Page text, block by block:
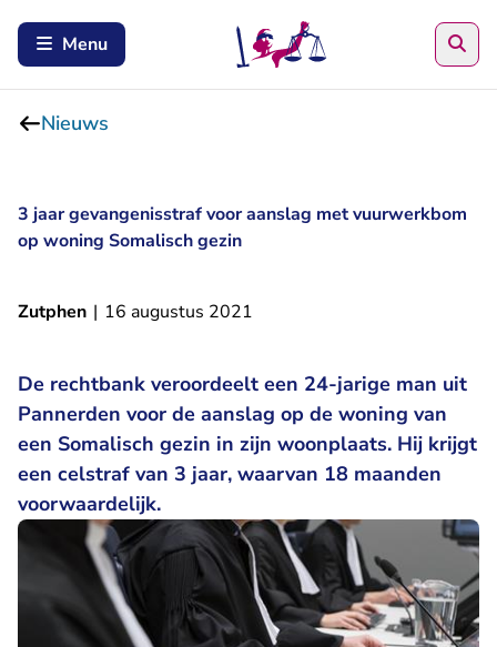
Menu
Nieuws
3 jaar gevangenisstraf voor aanslag met vuurwerkbom
op woning Somalisch gezin
Zutphen | 16 augustus 2021
De rechtbank veroordeelt een 24-jarige man uit
Pannerden voor de aanslag op de woning van
een Somalisch gezin in zijn woonplaats. Hij krijgt
een celstraf van 3 jaar, waarvan 18 maanden
voorwaardelijk.